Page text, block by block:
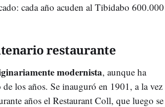
cada año acuden al Tibidabo 600.000
restaurante
modernista, aunque ha
los años. Se inauguró en 1901, a la vez
años el Restaurant Coll, que luego se